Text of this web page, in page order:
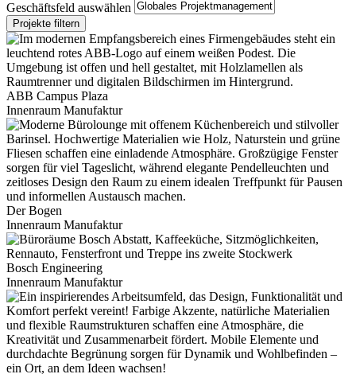
Geschäftsfeld auswählen
ABB Campus Plaza
Innenraum Manufaktur
Der Bogen
Innenraum Manufaktur
Bosch Engineering
Innenraum Manufaktur